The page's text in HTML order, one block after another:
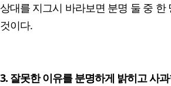
상대를 지그시 바라보면 분명 둘 중 한
것이다.
3. 잘못한 이유를 분명하게 밝히고 사